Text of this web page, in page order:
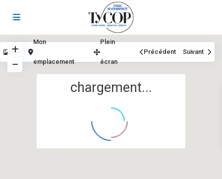
chargement...
Vue
Mon
emplacement
Plein
écran
Précédent Suivant